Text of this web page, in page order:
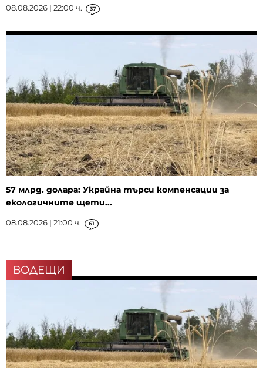
08.08.2026 | 22:00 ч. 37
57 млрд. долара: Украйна търси компенсации за
екологичните щети...
08.08.2026 | 21:00 ч. 61
ВОДЕЩИ